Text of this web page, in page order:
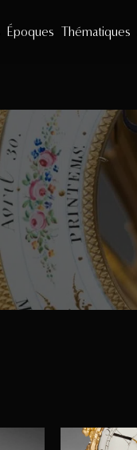
Époques Thématiques